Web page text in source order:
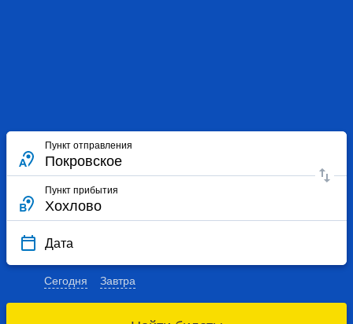
Пункт отправления
Пункт прибытия
Дата
Сегодня Завтра